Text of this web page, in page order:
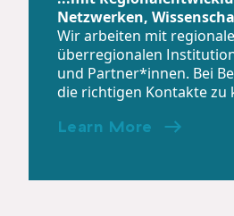
Netzwerken,
Wir arbeiten mit
überregionalen
und Partner*innen. Bei
die richtigen Kontakte zu
Learn More